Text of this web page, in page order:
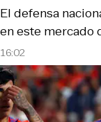
16:02
El defensa
en este mercado